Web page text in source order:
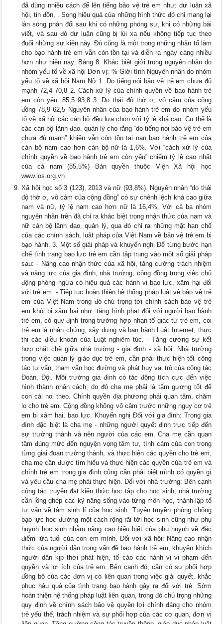
đã dùng nhiều cách để lên tiếng bảo vệ trẻ em như: dư luận xã
hội, tin đồn, . Song hiệu quả của những hình thức đó chỉ mang lại
làn sóng phản đối sau khi có những phóng sự, khi có những bài
viết, và sau đó dư luận cũng bị lùi xa nếu không tiếp tục theo
đuổi những sự kiện này. Đó cũng là một trong những nhân tố làm
cho bạo hành trẻ em vẫn còn tồn tại và diễn ra ngày càng nhiều
hơn như hiện nay. Bảng 8: Khác biệt giới trong nguyên nhân do
nhóm yếu tố về xã hội Đơn vị: % Giới tính Nguyên nhân do nhóm
yếu tố về xã hội Nam Nữ 1. Do tiếng nói bảo vệ trẻ em chưa đủ
mạnh 72,4 70,8 2. Cách xử lý của chính quyền về bạo hành trẻ
em còn yếu. 85,5 93,8 3. Do thái độ thờ ơ, vô cảm của cộng
đồng 78,9 62,5 Nguyên nhân của bạo hành trẻ em do nhóm yếu
tố về xã hội các cán bộ đều lựa chọn với tỷ lệ khá cao. Cụ thể là
các cán bộ lãnh đạo, quản lý cho rằng “do tiếng nói bảo vệ trẻ em
chưa đủ mạnh” khiến vẫn còn tồn tại nạn bạo hành trẻ em của
cán bộ nam cao hơn cán bộ nữ là 1,6%. Với “cách xử lý của
chính quyền về bạo hành trẻ em còn yếu” chiếm tỷ lệ cao nhất
của cả nam (85,5%) Bản quyền thuộc Viện Xã hội học
www.ios.org.vn
Xã hội học số 3 (123), 2013 và nữ (93,8%). Nguyên nhân “do thái
độ thờ ơ, vô cảm của cộng đồng” có sự chênh lệch khá cao giữa
nam và nữ, tỷ lệ nam cao hơn nữ là 16,4%. Với cả ba nhóm
nguyên nhân trên đã chỉ ra khác biệt trong nhận thức của nam và
nữ cán bộ lãnh đạo, quản lý, qua đó chỉ ra những mặt hạn chế
của các chính sách, luật pháp của Việt Nam về bảo vệ trẻ em bị
bạo hành. 3. Một số giải pháp và khuyến nghị Để từng bước hạn
chế tình trạng bạo lực trẻ em cần tập trung vào một số giải pháp
sau: - Nâng cao nhận thức của xã hội, tăng cường trách nhiệm
và năng lực của gia đình, nhà trường, cộng đồng trong việc chủ
động phòng ngừa có hiệu quả các hành vi bạo lực, xâm hại đối
với trẻ em. - Tiếp tục hoàn thiện hệ thống pháp luật vệ bảo vệ trẻ
em của Việt Nam trong đó chú trọng tới chính sách bảo vệ trẻ
em khỏi bị xâm hại như: tăng hình phạt đối với người bạo hành
trẻ em, có quy định trong trường hợp nhạn tố giác từ trẻ em, coi
trẻ em là nhân chứng, xây dựng và ban hành Luật Internet, thực
thi các điều khoản của Luật nghiêm túc. - Tăng cường sự kết
hợp chặt chẽ giữa nhà trường - gia đình - xã hội. Nhà trường
trong việc quản lý giáo dục trẻ em, cần phải thực hiện tốt công
tác tư vấn, tham vấn học đường và phát huy vai trò của công tác
Đoàn, Đội. Môi trường gia đình có tác động tích cực đến việc
hình thành nhân cách, do đó cha mẹ phải là tấm gương tốt để
con cái noi theo. Chính quyền địa phương phải quan tâm, chăm
lo cho trẻ em. Cộng đồng không vô cảm trước những nguy cơ trẻ
em bị xâm hại, bạo lực. Khuyến nghị Đối với gia đình: Trong gia
đình đặc biệt là cha mẹ - những người quyết định trực tiếp đến
sự trưởng thành và nên người của các em. Cha mẹ cần quan
tâm đúng mức đến nguyện vọng tâm tư, tình cảm của con trong
từng giai đoạn trưởng thành, và thực hiện các quyền cho trẻ em,
cha mẹ cần được tìm hiểu và thực hiện các quyền của trẻ em và
chính trẻ em trong gia đình cũng cần phải biết mình có quyền gì
và yêu cầu cha mẹ phải thực hiện. Đối với nhà trường: Bên cạnh
công tác truyền đạt kiến thức học tập cho học sinh, nhà trường
cần lồng ghép các kỹ năng sống vào từng môn học, thành lập tổ
tư vấn về tâm sinh lí của học sinh. Tuyên truyền phòng chống
bạo lực học đường một cách rộng rãi tới học sinh cũng như phụ
huynh học sinh nhằm nâng cao hiểu biết của phụ huynh về đặc
điểm lứa tuổi của con em mình. Đối với xã hội: Nâng cao nhận
thức của người dân trong vấn đề bạo hành trẻ em, khuyến khích
người dân kịp thời phát hiện, tố cáo các hành vi vi phạm đến
quyền và lợi ích của trẻ em. Bên cạnh đó, cần có sự phối hợp
đồng bộ của các đơn vị có liên quan trong việc giải quyết, khắc
phục hậu quả của tình trạng bạo hành gây ra đối với trẻ. Sớm
hoàn thiện hệ thống pháp luật liên quan, trong đó chú trọng những
quy định về chính sách bảo vệ quyền lợi chính đáng cho nhóm
trẻ yếu thế, trách nhiệm và sự phối hợp của các cơ quan, đơn vị